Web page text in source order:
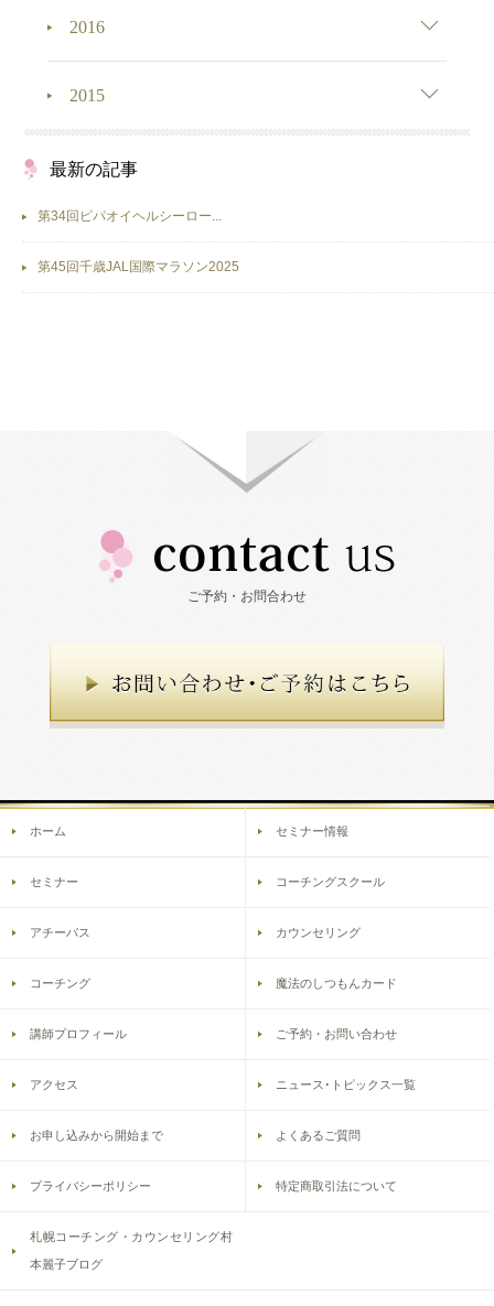
2016
2015
最新の記事
第34回ピパオイヘルシーロー...
第45回千歳JAL国際マラソン2025
ご予約・お問合わせ
ホーム セミナー情報
セミナー コーチングスクール
アチーバス カウンセリング
コーチング 魔法のしつもんカード
講師プロフィール ご予約・お問い合わせ
アクセス ニュース･トピックス一覧
お申し込みから開始まで よくあるご質問
プライバシーポリシー 特定商取引法について
札幌コーチング・カウンセリング村
本麗子ブログ